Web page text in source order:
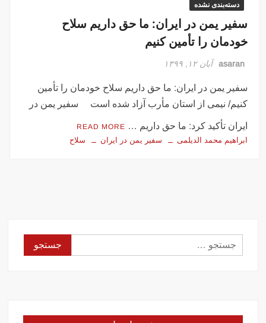
دسته‌بندی نشده
سفیر یمن در ایران: ما حق داریم سلاح‌
خودمان را تأمین کنیم
asaran آبان ۱۲, ۱۳۹۹
سفیر یمن در ایران: ما حق داریم سلاح‌ خودمان را تأمین
کنیم/ نیمی از استان مأرب آزاد شده است سفیر یمن در
ایران تأکید کرد: ما حق داریم … READ MORE
ابراهیم محمد الدیلمی سفیر یمن در ایران سلاح
جستجو
برای: